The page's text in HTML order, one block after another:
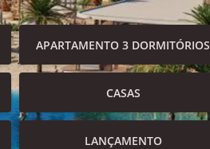
APARTAMENTO 3 DORMITÓRIOS
CASAS
LANÇAMENTO